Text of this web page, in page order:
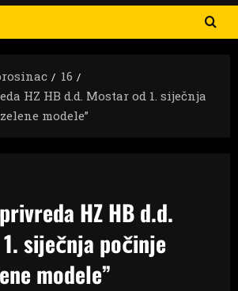
16
HZ HB d.d. Mostar od 1. siječnja
modele”
HZ HB d.d.
siječnja počinje
modele”